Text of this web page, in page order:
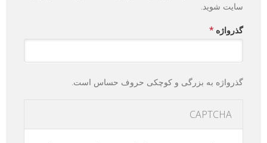
سایت شوید.
گذرواژه *
گذرواژه به بزرگی و کوچکی حروف حساس است.
CAPTCHA